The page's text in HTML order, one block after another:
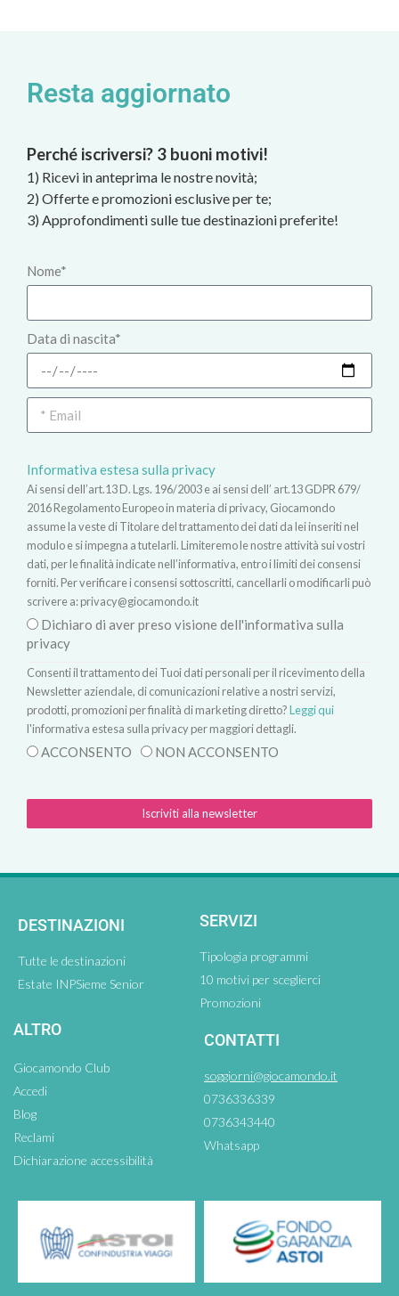
Resta aggiornato
Perché iscriversi? 3 buoni motivi!
1) Ricevi in anteprima le nostre novità;
2) Offerte e promozioni esclusive per te;
3) Approfondimenti sulle tue destinazioni preferite!
Nome*
Data di nascita*
Informativa estesa sulla privacy
Ai sensi dell’art.13 D. Lgs. 196/2003 e ai sensi dell’ art.13 GDPR 679/
2016 Regolamento Europeo in materia di privacy, Giocamondo
assume la veste di Titolare del trattamento dei dati da lei inseriti nel
modulo e si impegna a tutelarli. Limiteremo le nostre attività sui vostri
dati, per le finalità indicate nell’informativa, entro i limiti dei consensi
forniti. Per verificare i consensi sottoscritti, cancellarli o modificarli può
scrivere a:privacy@giocamondo.it
Dichiaro di aver preso visione dell'informativa sulla
privacy
Consenti il trattamento dei Tuoi dati personali per il ricevimento della
Newsletter aziendale, di comunicazioni relative a nostri servizi,
prodotti, promozioni per finalità di marketing diretto?Leggi qui
l'informativa estesa sulla privacy per maggiori dettagli.
ACCONSENTO NON ACCONSENTO
Iscriviti alla newsletter
DESTINAZIONI
Tutte le destinazioni
Estate INPSieme Senior
SERVIZI
Tipologia programmi
10 motivi per sceglierci
Promozioni
ALTRO
Giocamondo Club
Accedi
Blog
Reclami
Dichiarazione accessibilità
CONTATTI
soggiorni@giocamondo.it
0736336339
0736343440
Whatsapp